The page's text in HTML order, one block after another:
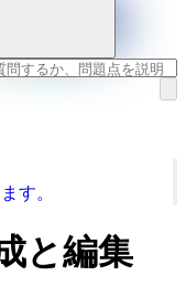
す。
と編集